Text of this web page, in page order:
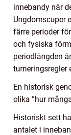
innebandy när
Ungdomscuper
färre perioder
och fysiska
periodlängden
turneringsregler
En historisk
olika ”hur
Historiskt sett
antalet i